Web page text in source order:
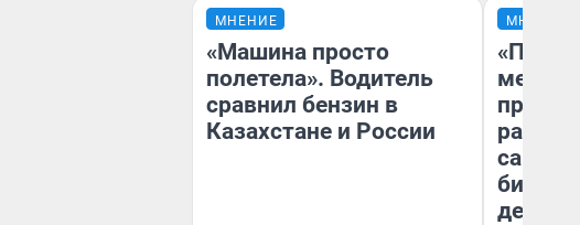
МНЕНИЕ
«Машина просто
полетела». Водитель
сравнил бензин в
Казахстане и России
МНЕНИЕ
самом